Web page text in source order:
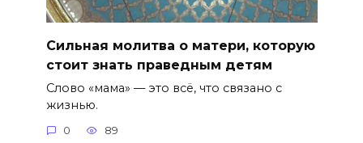
Сильная молитва о матери, которую
стоит знать праведным детям
Слово «мама» — это всё, что связано с
жизнью.
0 89